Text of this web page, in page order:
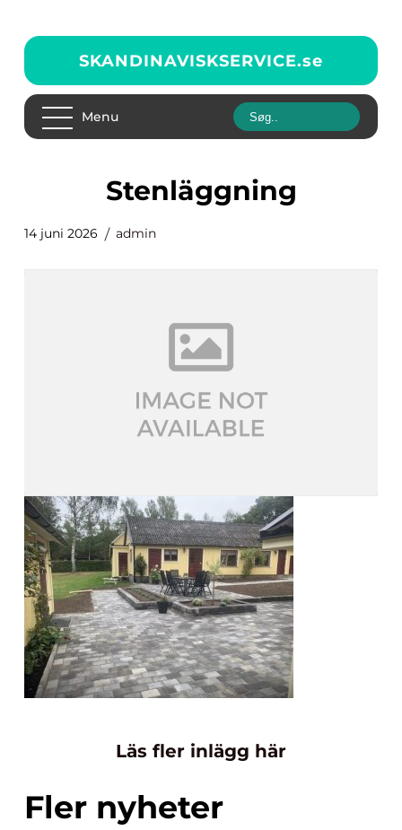
SKANDINAVISKSERVICE.se
Menu
Stenläggning
14 juni 2026 admin
Läs fler inlägg här
Fler nyheter